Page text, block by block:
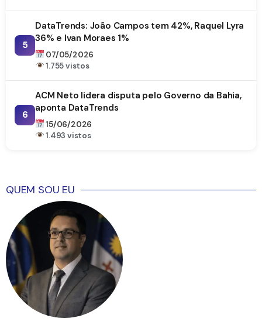
5
DataTrends: João Campos tem 42%, Raquel Lyra
36% e Ivan Moraes 1%
07/05/2026
1.755 vistos
6
ACM Neto lidera disputa pelo Governo da Bahia,
aponta DataTrends
15/06/2026
1.493 vistos
QUEM SOU EU